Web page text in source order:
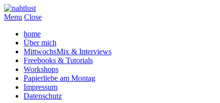
Menu Close
home
Über mich
MittwochsMix & Interviews
Freebooks & Tutorials
Workshops
Papierliebe am Montag
Impressum
Datenschutz